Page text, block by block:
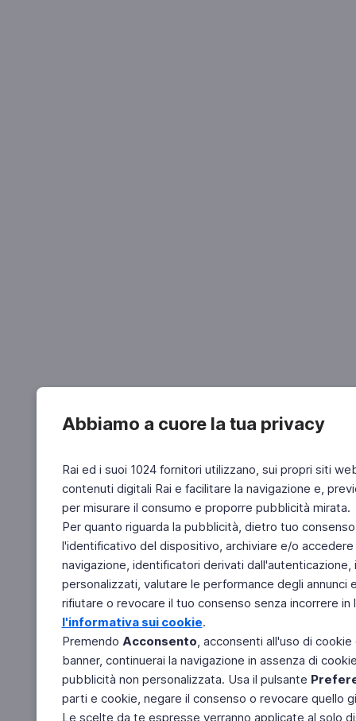
Abbiamo a cuore la tua privacy
Rai ed i suoi 1024 fornitori utilizzano, sui propri siti
contenuti digitali Rai e facilitare la navigazione e,
per misurare il consumo e proporre pubblicità mirata.
Per quanto riguarda la pubblicità, dietro tuo
l'identificativo del dispositivo, archiviare e/o
navigazione, identificatori derivati
personalizzati, valutare le performance degli
rifiutare o revocare il tuo consenso senza incorrere
l'informativa sui cookie.
Premendo Acconsento, acconsenti all'uso di
banner, continuerai la navigazione in assenza di
pubblicità non personalizzata. Usa il pulsante
parti e cookie, negare il consenso o revocare quello
Le scelte da te espresse verranno applicate al solo